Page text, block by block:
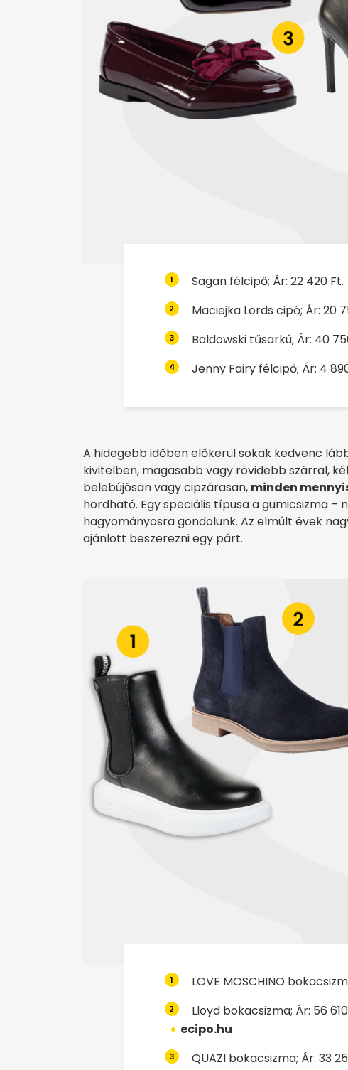
1 Sagan félcipő; Ár: 22 420 Ft.
2 Maciejka Lords cipő; Ár: 20
3 Baldowski tűsarkú; Ár: 40
4 Jenny Fairy félcipő; Ár: 4
A hidegebb időben előkerül sokak kedvenc
kivitelben, magasabb vagy rövidebb szárral,
belebújósan vagy cipzárasan, minden
hordható. Egy speciális típusa a gumicsizma –
hagyományosra gondolunk. Az elmúlt évek
ajánlott beszerezni egy párt.
1 LOVE MOSCHINO
2
Lloyd bokacsizma; Ár: 56
ecipo.hu
3 QUAZI bokacsizma; Ár: 33